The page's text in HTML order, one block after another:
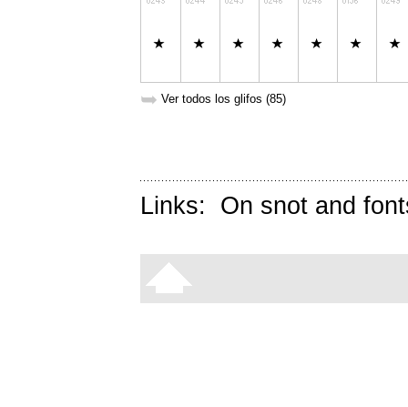
➥ Ver todos los glifos (85)
Links: On snot and